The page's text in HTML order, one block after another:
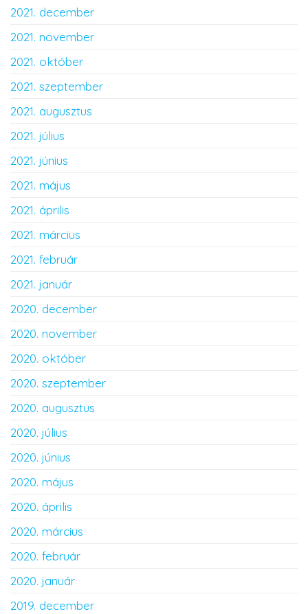
2021. december
2021. november
2021. október
2021. szeptember
2021. augusztus
2021. július
2021. június
2021. május
2021. április
2021. március
2021. február
2021. január
2020. december
2020. november
2020. október
2020. szeptember
2020. augusztus
2020. július
2020. június
2020. május
2020. április
2020. március
2020. február
2020. január
2019. december